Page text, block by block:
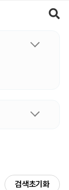
검색초기화